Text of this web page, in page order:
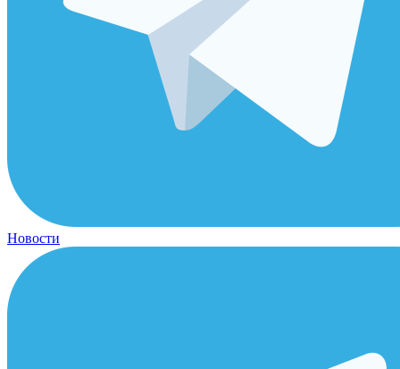
Новости